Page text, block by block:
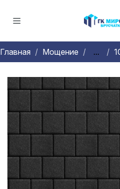
Главная Мощение ...